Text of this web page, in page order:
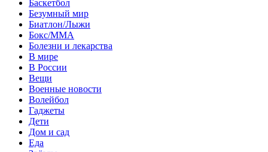
Баскетбол
Безумный мир
Биатлон/Лыжи
Бокс/MMA
Болезни и лекарства
В мире
В России
Вещи
Военные новости
Волейбол
Гаджеты
Дети
Дом и сад
Еда